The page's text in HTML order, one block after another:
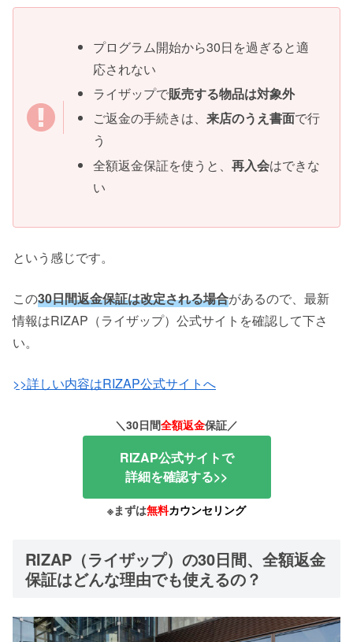
プログラム開始から30日を過ぎると適
応されない
ライザップで販売する物品は対象外
ご返金の手続きは、来店のうえ書面で行
う
全額返金保証を使うと、再入会はできな
い
という感じです。
この30日間返金保証は改定される場合があるので、最新
情報はRIZAP（ライザップ）公式サイトを確認して下さ
い。
>>詳しい内容はRIZAP公式サイトへ
＼30日間全額返金保証／
RIZAP公式サイトで
詳細を確認する>>
※まずは無料カウンセリング
RIZAP（ライザップ）の30日間、全額返金
保証はどんな理由でも使えるの？